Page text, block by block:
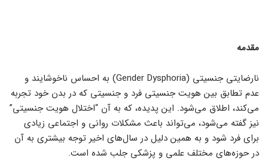
مقدمه
نارضایتی جنسیتی (Gender Dysphoria) به احساس ناخوشایند و
عدم تطابق بین هویت جنسیتی فرد و جنسیتی که در بدن خود تجربه
می‌کند، اطلاق می‌شود. این پدیده، که به آن “اختلال هویت جنسیتی”
نیز گفته می‌شود، می‌تواند باعث مشکلات روانی و اجتماعی زیادی
برای فرد شود و به همین دلیل در سال‌های اخیر توجه بیشتری به آن
در حوزه‌های مختلف علمی و پزشکی جلب شده است.